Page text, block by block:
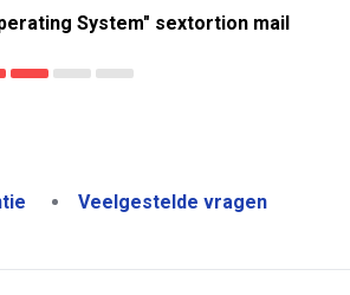
System" sextortion mail
Veelgestelde vragen